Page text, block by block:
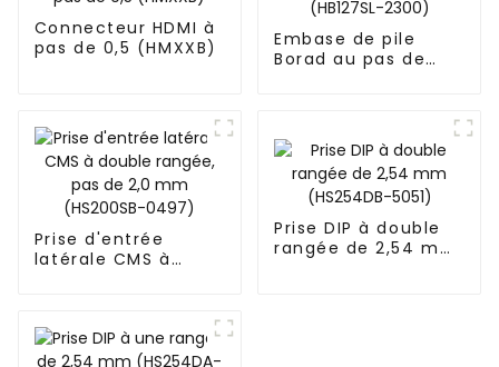
Connecteur HDMI à
pas de 0,5 (HMXXB)
Embase de pile
Borad au pas de
Prise d'entrée
latérale CMS à
Prise DIP à double
rangée de 2,54 mm